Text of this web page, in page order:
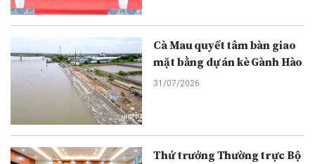
Cà Mau quyết tâm bàn giao
mặt bằng dự án kè Gành Hào
31/07/2026
Thứ trưởng Thường trực Bộ